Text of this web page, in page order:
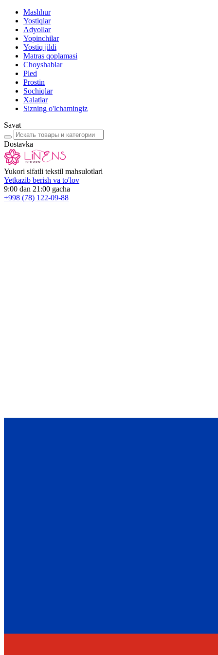
Mashhur
Yostiqlar
Adyollar
Yopinchilar
Yostiq jildi
Matras qoplamasi
Choyshablar
Pled
Prostin
Sochiqlar
Xalatlar
Sizning o'lchamingiz
Savat
Dostavka
Yukori sifatli tekstil mahsulotlari
Yetkazib berish va to'lov
9:00 dan 21:00 gacha
+998 (78) 122-09-88